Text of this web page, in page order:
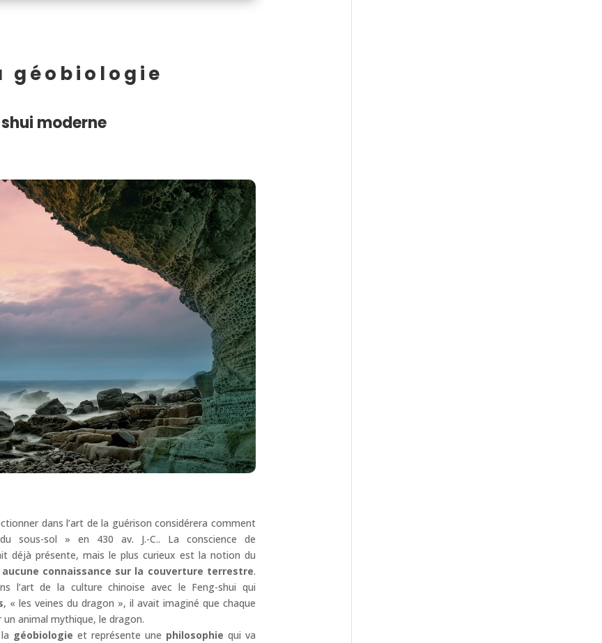
géobiologie
moderne
dans l’art de la guérison considérera comment
sous-sol » en 430 av. J.-C.. La conscience de
déjà présente, mais le plus curieux est la notion du
aucune connaissance sur la couverture terrestre.
l’art de la culture chinoise avec le Feng-shui qui
, « les veines du dragon », il avait imaginé que chaque
animal mythique, le dragon.
géobiologie et représente une philosophie qui va